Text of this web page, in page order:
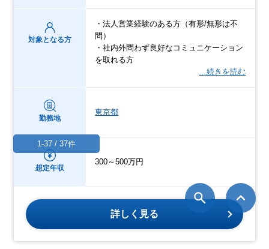
対象となる方
・法人営業経験のある方（有形/無形は不
問）
・社内外問わず良好なコミュニケーション
を取れる方
…続きを読む
勤務地
東京都
想定年収
300～500万円
詳しく見る
1-37 / 37件